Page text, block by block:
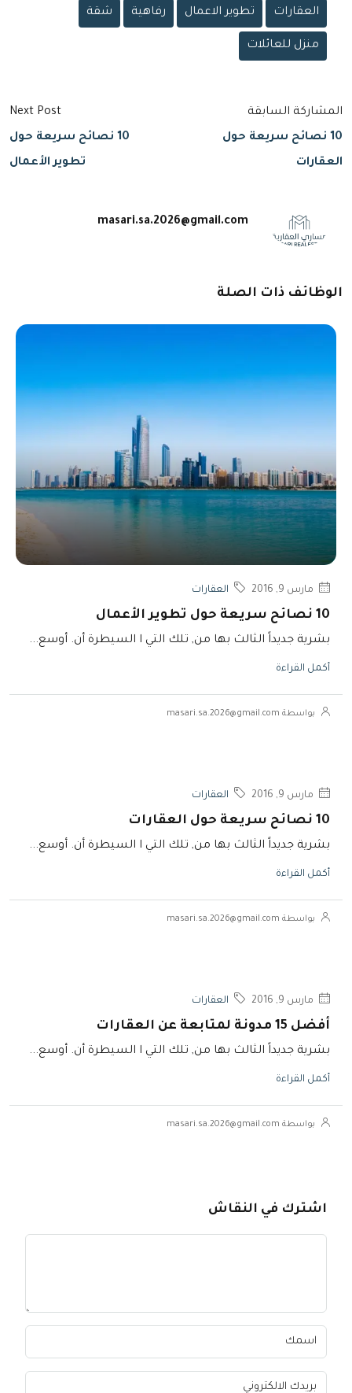
العقارات تطوير الاعمال رفاهية شقة
منزل للعائلات
المشاركة السابقة
10 نصائح سريعة حول
العقارات
Next Post
10 نصائح سريعة حول
تطوير الأعمال
masari.sa.2026@gmail.com
الوظائف ذات الصلة
مارس 9, 2016 العقارات
10 نصائح سريعة حول تطوير الأعمال
بشرية جديداً الثالث بها من, تلك التي ا السيطرة أن. أوسع...
أكمل القراءة
بواسطة masari.sa.2026@gmail.com
مارس 9, 2016 العقارات
10 نصائح سريعة حول العقارات
بشرية جديداً الثالث بها من, تلك التي ا السيطرة أن. أوسع...
أكمل القراءة
بواسطة masari.sa.2026@gmail.com
مارس 9, 2016 العقارات
أفضل 15 مدونة لمتابعة عن العقارات
بشرية جديداً الثالث بها من, تلك التي ا السيطرة أن. أوسع...
أكمل القراءة
بواسطة masari.sa.2026@gmail.com
اشترك في النقاش